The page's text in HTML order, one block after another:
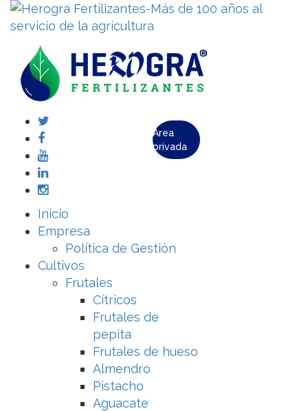
Área
privada
Inicio
Empresa
Política de Gestión
Cultivos
Frutales
Cítricos
Frutales de
pepita
Frutales de hueso
Almendro
Pistacho
Aguacate